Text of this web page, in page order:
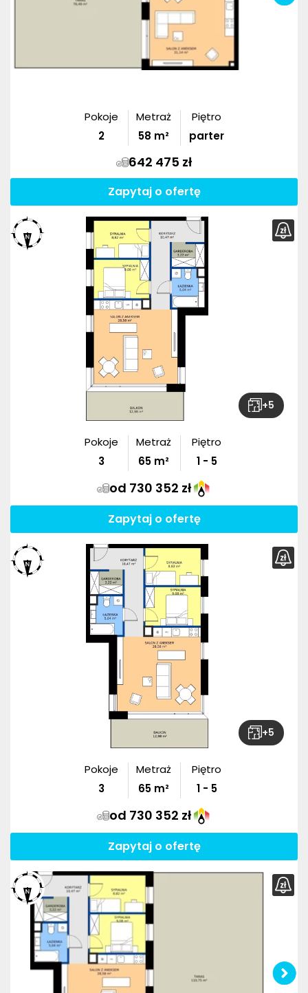
Pokoje
2
Metraż
58 m²
Piętro
parter
642 475 zł
Zapytaj o ofertę
+5
Pokoje
3
Metraż
65 m²
Piętro
1 - 5
od 730 352 zł
Zapytaj o ofertę
+5
Pokoje
3
Metraż
65 m²
Piętro
1 - 5
od 730 352 zł
Zapytaj o ofertę